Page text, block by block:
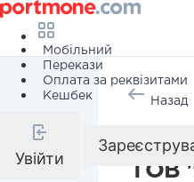
Мобільний
Перекази
Оплата за реквізитами
Кешбек
Увійти
Назад
ТОВ